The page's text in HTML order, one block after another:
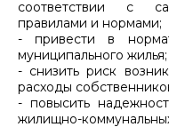
соответствии с
правилами и нормами;
- привести в
муниципального жилья;
- снизить риск
расходы
- повысить
жилищно-